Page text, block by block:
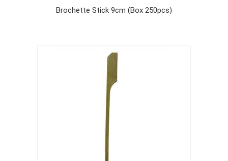
Brochette Stick 9cm (Box 250pcs)